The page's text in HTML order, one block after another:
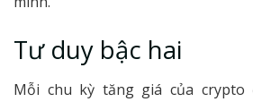
Tư duy bậc hai
Mỗi chu kỳ tăng giá của crypto